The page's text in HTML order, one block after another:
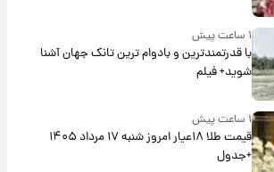
۱ ساعت پیش
با قدرتمندترین و بادوام ترین تانک جهان آشنا
شوید+ فیلم
۱ ساعت پیش
قیمت طلا ۱۸عیار امروز شنبه ۱۷ مرداد ۱۴۰۵
+جدول